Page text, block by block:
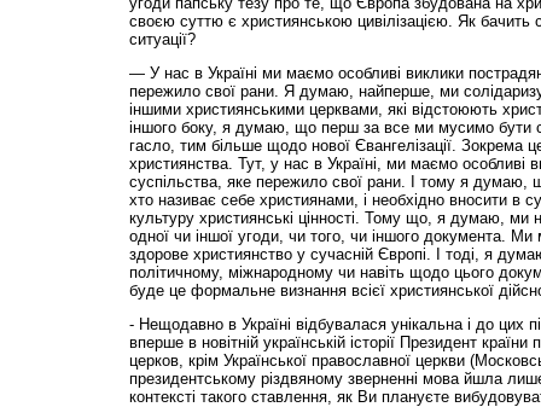
своєю суттю є християнською цивілізацією. Як бачить
ситуації?
— У нас в Україні ми маємо особливі виклики
пережило свої рани. Я думаю, найперше, ми
іншими християнськими церквами, які відстоюють
іншого боку, я думаю, що перш за все ми мусимо бути
гасло, тим більше щодо нової Євангелізації. Зокрема
християнства. Тут, у нас в Україні, ми маємо особливі
суспільства, яке пережило свої рани. І тому я думаю,
хто називає себе християнами, і необхідно вносити в
культуру християнські цін­ності. Тому що, я думаю, ми
одної чи іншої угоди, чи того, чи іншого документа.
здорове християнство у сучасній Європі. І тоді, я
політичному, міжнародному чи навіть щодо цього
буде це формальне визнання всієї християнської
- Нещодавно в Україні відбувалася унікальна і до цих
вперше в новітній українській історії Президент країни
церков, крім Української православної церкви
президентському різдвяному зверненні мова йшла
контексті такого ставлення, як Ви плануєте